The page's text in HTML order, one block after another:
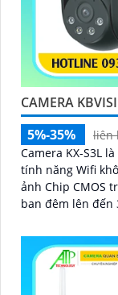
CAMERA
5%-35%
liên
Camera KX-S3L
tính năng Wifi không dây. Sử dụng
ảnh Chip CMOS
ban đêm lên đến